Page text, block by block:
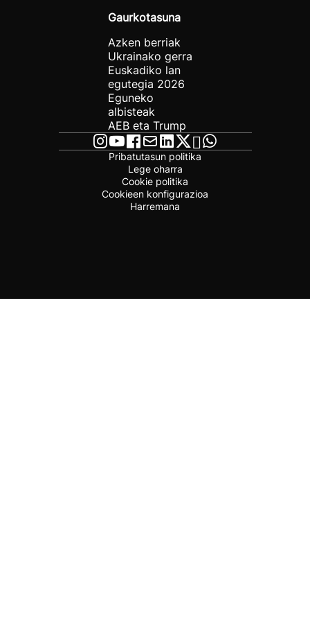
Gaurkotasuna
Azken berriak
Ukrainako gerra
Euskadiko lan
egutegia 2026
Eguneko
albisteak
AEB eta Trump
Pribatutasun politika
Lege oharra
Cookie politika
Cookieen konfigurazioa
Harremana